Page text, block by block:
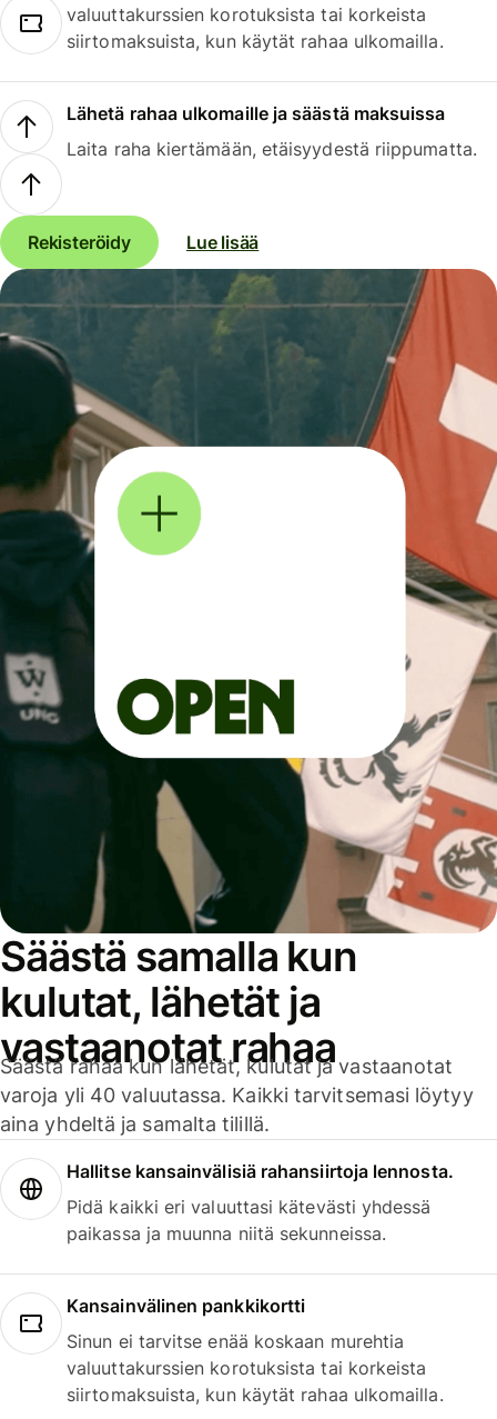
valuuttakurssien korotuksista tai korkeista
siirtomaksuista, kun käytät rahaa ulkomailla.
Lähetä rahaa ulkomaille ja säästä maksuissa
Laita raha kiertämään, etäisyydestä riippumatta.
Rekisteröidy Lue lisää
Säästä samalla kun
kulutat, lähetät ja
vastaanotat rahaa
Säästä rahaa kun lähetät, kulutat ja vastaanotat
varoja yli 40 valuutassa. Kaikki tarvitsemasi löytyy
aina yhdeltä ja samalta tilillä.
Hallitse kansainvälisiä rahansiirtoja lennosta.
Pidä kaikki eri valuuttasi kätevästi yhdessä
paikassa ja muunna niitä sekunneissa.
Kansainvälinen pankkikortti
Sinun ei tarvitse enää koskaan murehtia
valuuttakurssien korotuksista tai korkeista
siirtomaksuista, kun käytät rahaa ulkomailla.